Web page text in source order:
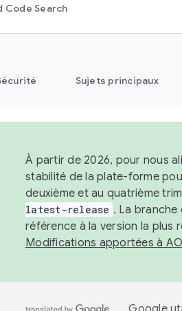
Code Search
Sujets principaux
À partir de 2026, pour nous
stabilité de la plate-forme
deuxième et au quatrième
latest-release . La
référence à la version la plus
Modifications apportées à